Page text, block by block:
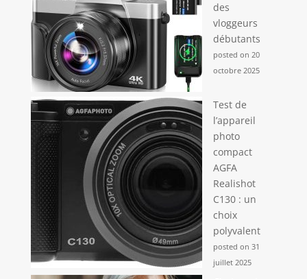
des
vloggeurs
débutants
posted on 20
octobre 2025
Test de
l’appareil
photo
compact
AGFA
Realishot
C130 : un
choix
polyvalent
posted on 31
juillet 2025